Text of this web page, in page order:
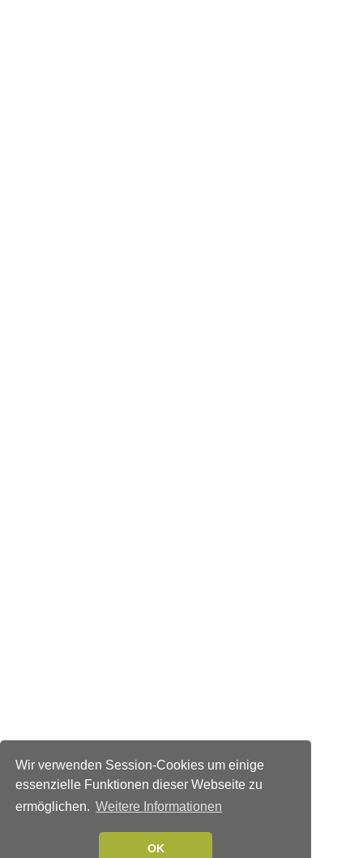
Wir verwenden Session-Cookies um einige
essenzielle Funktionen dieser Webseite zu
ermöglichen. Weitere Informationen
OK